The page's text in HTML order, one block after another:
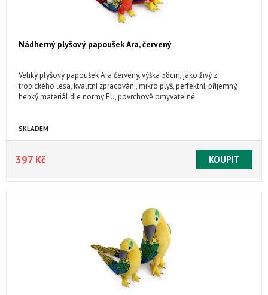
Nádherný plyšový papoušek Ara, červený
Veliký plyšový papoušek Ara červený, výška 58cm, jako živý z
tropického lesa, kvalitní zpracování, mikro plyš, perfektní, příjemný,
hebký materiál dle normy EU, povrchově omyvatelné.
SKLADEM
397 Kč